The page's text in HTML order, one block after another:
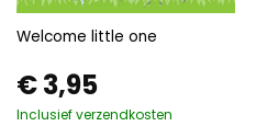
Welcome little one
€3,95
Inclusief verzendkosten